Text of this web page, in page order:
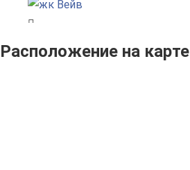
Расположение на карте